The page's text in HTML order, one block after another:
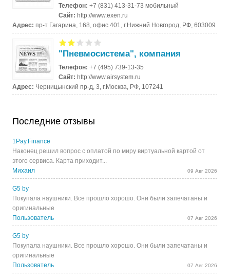
Телефон:+7 (831) 413-31-73 мобильный
Сайт:http://www.exen.ru
Адрес:пр-т Гагарина, 168, офис 401, г.Нижний Новгород, РФ, 603009
"Пневмосистема", компания
Телефон:+7 (495) 739-13-35
Сайт:http://www.airsystem.ru
Адрес: Черницынский пр-д, 3, г.Москва, РФ, 107241
Последние отзывы
1Pay.Finance
Наконец решил вопрос с оплатой по миру виртуальной картой от
этого сервиса. Карта приходит...
Михаил
09 Авг 2026
G5 by
Покупала наушники. Все прошло хорошо. Они были запечатаны и
оригинальные
Пользователь
07 Авг 2026
G5 by
Покупала наушники. Все прошло хорошо. Они были запечатаны и
оригинальные
Пользователь
07 Авг 2026